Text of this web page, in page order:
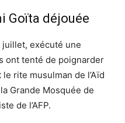
Goïta déjouée
exécuté une
ont tenté de poignarder
rite musulman de l’Aïd
Grande Mosquée de
de l’AFP.